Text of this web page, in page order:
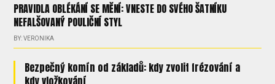
PRAVIDLA OBLÉKÁNÍ SE MĚNÍ: VNESTE DO SVÉHO ŠATNÍKU
NEFALŠOVANÝ POULIČNÍ STYL
BY: VERONIKA
Bezpečný komín od základů: kdy zvolit frézování a
kdy vložkování